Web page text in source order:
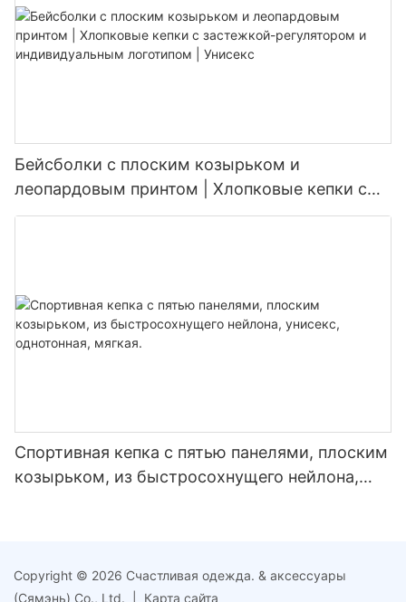
Бейсболки с плоским козырьком и
леопардовым принтом | Хлопковые кепки с
застежкой-регулятором и индивидуальным
Спортивная кепка с пятью панелями, плоским
козырьком, из быстросохнущего нейлона,
Copyright © 2026 Счастливая одежда. & аксессуары
(Сямэнь) Co., Ltd. |
Карта сайта